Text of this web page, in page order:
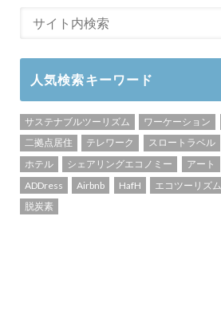
人気検索キーワード
サステナブルツーリズム ワーケーション
二拠点居住
テレワーク スロートラベル
ホテル
シェアリングエコノミー アート
ADDress
Airbnb HafH エコツーリズム
脱炭素